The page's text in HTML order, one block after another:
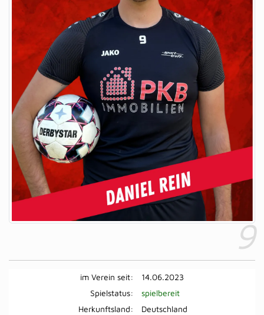
9
im Verein seit:
14.06.2023
Spielstatus:
spielbereit
Herkunftsland:
Deutschland